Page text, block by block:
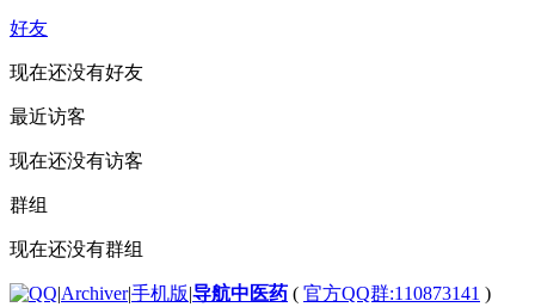
好友
现在还没有好友
最近访客
现在还没有访客
群组
现在还没有群组
|Archiver|手机版|导航中医药 ( 官方QQ群:110873141 )